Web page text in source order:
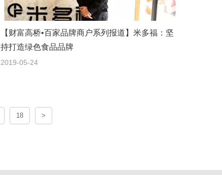
【财富高桥•百家品牌商户系列报道】米多福：坚
持打造绿色食品品牌
2019-05-24
18 >